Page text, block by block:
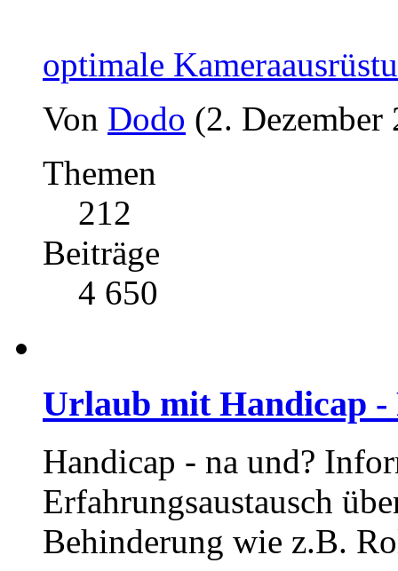
optimale
Von Dodo (2.
Themen
212
Beiträge
4 650
Urlaub mit Handicap -
Handicap - na und?
Erfahrungsaustausch
Behinderung wie z.B.